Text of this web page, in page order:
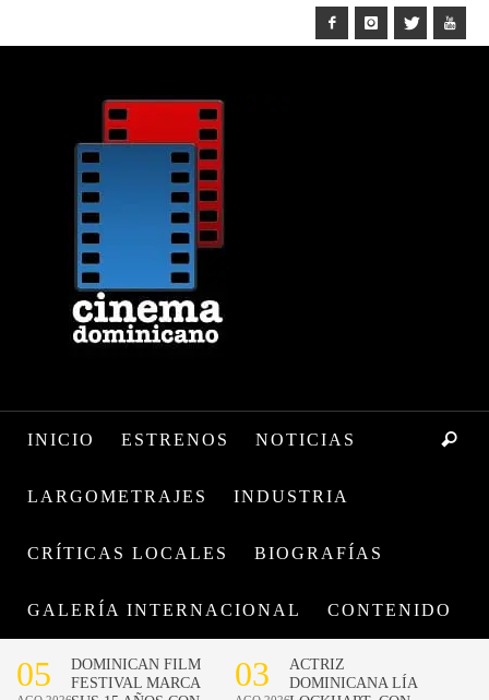
INICIO ESTRENOS NOTICIAS
LARGOMETRAJES INDUSTRIA
CRÍTICAS LOCALES BIOGRAFÍAS
GALERÍA INTERNACIONAL CONTENIDO